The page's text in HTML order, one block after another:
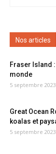
Nos articles
Fraser Island
monde
5 septembre 2023
Great Ocean
koalas et
5 septembre 2023